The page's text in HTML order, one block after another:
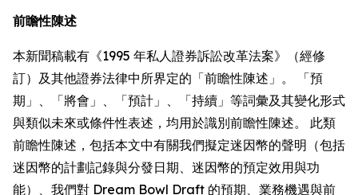
前瞻性陳述
本新聞稿載有《1995 年私人證券訴訟改革法案》（經修
訂）及其他證券法律中所界定的「前瞻性陳述」。 「預
期」、「將會」、「預計」、「持續」等詞彙及其變化形式
與類似未來或條件性表述，均用於識別前瞻性陳述。 此類
前瞻性陳述，包括本文中有關我們擬定迷因幣的聲明（包括
迷因幣的計劃記錄與分發日期、迷因幣的預定效用與功
能）、我們對 Dream Bowl Draft 的預期、業務機遇與前